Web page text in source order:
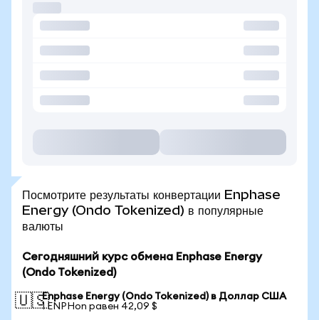
Посмотрите результаты конвертации Enphase
Energy (Ondo Tokenized) в популярные
валюты
Сегодняшний курс обмена Enphase Energy
(Ondo Tokenized)
🇺🇸Enphase Energy (Ondo Tokenized) в Доллар США
1 ENPHon равен 42,09 $